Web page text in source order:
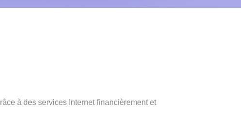
à des services Internet financièrement et